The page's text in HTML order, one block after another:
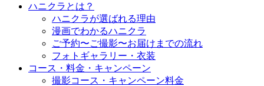
ハニクラとは？
ハニクラが選ばれる理由
漫画でわかるハニクラ
ご予約〜ご撮影〜お届けまでの流れ
フォトギャラリー・衣装
コース・料金・キャンペーン
撮影コース・キャンペーン料金